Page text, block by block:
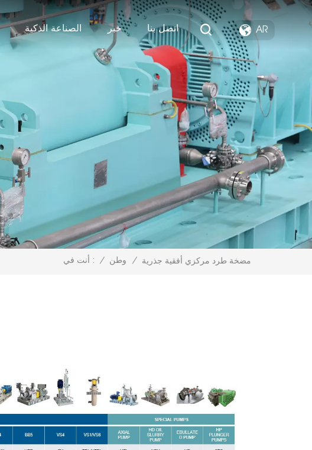
الصناعة الذكية خبر اتصل بنا AR
أنت في : / وطن / مضخة طرد مركزي أفقية جذرية